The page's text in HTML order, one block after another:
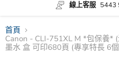
線上客服 5443
首頁
Canon - CLI-751XL M *包保養*
墨水 盒 可印680頁 (專享特長 6